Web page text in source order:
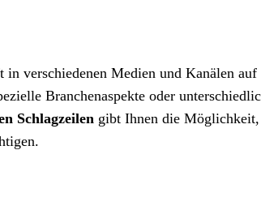
verschiedenen Medien und Kanälen auf
Branchenaspekte oder
Schlagzeilen gibt Ihnen die